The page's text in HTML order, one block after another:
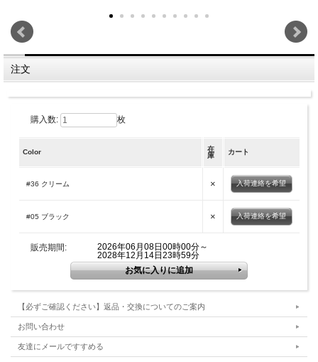
注文
購入数: 枚
Color
在
庫
カート
#36 クリーム × 入荷連絡を希望
#05 ブラック × 入荷連絡を希望
販売期間:
2026年06月08日00時00分～
2028年12月14日23時59分
【必ずご確認ください】返品・交換についてのご案内
お問い合わせ
友達にメールですすめる